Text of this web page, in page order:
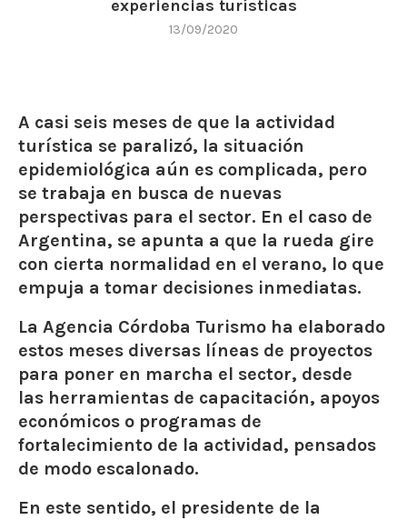
experiencias turísticas
13/09/2020
A casi seis meses de que la actividad
turística se paralizó, la situación
epidemiológica aún es complicada, pero
se trabaja en busca de nuevas
perspectivas para el sector. En el caso de
Argentina, se apunta a que la rueda gire
con cierta normalidad en el verano, lo que
empuja a tomar decisiones inmediatas.
La Agencia Córdoba Turismo ha elaborado
estos meses diversas líneas de proyectos
para poner en marcha el sector, desde
las herramientas de capacitación, apoyos
económicos o programas de
fortalecimiento de la actividad, pensados
de modo escalonado.
En este sentido, el presidente de la